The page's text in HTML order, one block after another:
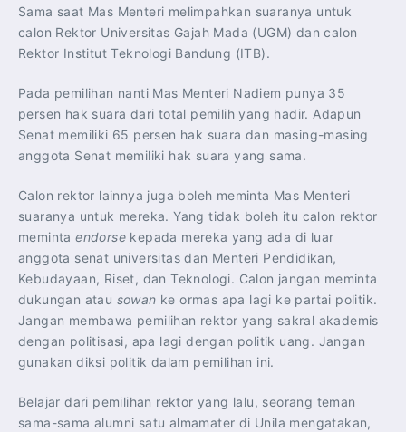
Sama saat Mas Menteri melimpahkan suaranya untuk
calon Rektor Universitas Gajah Mada (UGM) dan calon
Rektor Institut Teknologi Bandung (ITB).
Pada pemilihan nanti Mas Menteri Nadiem punya 35
persen hak suara dari total pemilih yang hadir. Adapun
Senat memiliki 65 persen hak suara dan masing-masing
anggota Senat memiliki hak suara yang sama.
Calon rektor lainnya juga boleh meminta Mas Menteri
suaranya untuk mereka. Yang tidak boleh itu calon rektor
memintaendorse kepada mereka yang ada di luar
anggota senat universitas dan Menteri Pendidikan,
Kebudayaan, Riset, dan Teknologi. Calon jangan meminta
dukungan atau sowan ke ormas apa lagi ke partai politik.
Jangan membawa pemilihan rektor yang sakral akademis
dengan politisasi, apa lagi dengan politik uang. Jangan
gunakan diksi politik dalam pemilihan ini.
Belajar dari pemilihan rektor yang lalu, seorang teman
sama-sama alumni satu almamater di Unila mengatakan,